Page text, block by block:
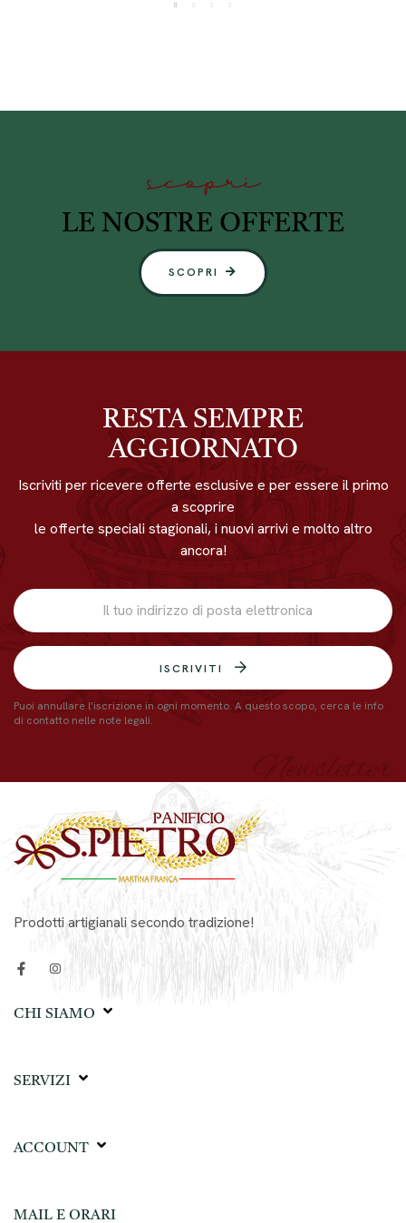
scopri
LE NOSTRE OFFERTE
SCOPRI
RESTA SEMPRE
AGGIORNATO
Iscriviti per ricevere offerte esclusive e per essere il primo
a scoprire
le offerte speciali stagionali, i nuovi arrivi e molto altro
ancora!
ISCRIVITI
Puoi annullare l'iscrizione in ogni momento. A questo scopo, cerca le info
di contatto nelle note legali.
Newsletter
Prodotti artigianali secondo tradizione!
CHI SIAMO
SERVIZI
ACCOUNT
MAIL E ORARI